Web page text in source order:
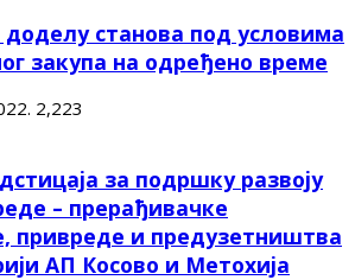
доделу станова под условима
закупа на одређено време
2,223
за подршку развоју
– прерађивачке
привреде и предузетништва
АП Косово и Метохија